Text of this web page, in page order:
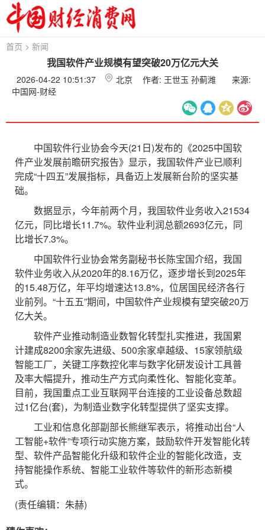
首页 > 新闻
我国软件产业规模有望突破20万亿元大关
2026-04-22 10:51:37 北京 作者: 王世玉 孙蓟潍
来源:
中国网-财经
中国软件行业协会今天(21日)发布的《2025中国软
件产业发展前瞻研究报告》显示，我国软件产业已顺利
完成“十四五”发展指标，具备迈上发展新台阶的坚实基
础。
数据显示，今年前两个月，我国软件业务收入21534
亿元，同比增长11.7%。软件业利润总额2693亿元，同
比增长7.3%。
中国软件行业协会常务副秘书长陈宝国介绍，我国
软件业务收入从2020年的8.16万亿，逐步增长到2025年
的15.48万亿，年平均增速达13.8%，位居国民经济各行
业前列。“十五五”期间，中国软件产业规模有望突破20万
亿大关。
软件产业推动制造业数智化转型扎实推进，我国累
计建成8200余家先进级、500余家卓越级、15家领航级
智能工厂，关键工序数控化率与数字化研发设计工具普
及率大幅提升，推动生产方式向柔性化、智能化变革。
目前，我国重点工业互联网平台连接的工业设备总数超
过1亿台(套)，为制造业数字化转型提供了坚实支撑。
工业和信息化部副部长熊继军表示，将推动出台“人
工智能+软件”专项行动实施方案，鼓励软件开发智能化转
型、软件产品智能化升级和软件企业的智能化改造，支
持智能操作系统、智能工业软件等软件的新形态新模
式。
(责任编辑：朱赫)